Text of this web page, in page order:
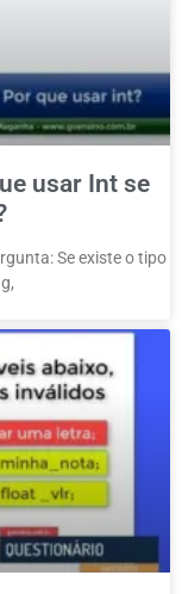
usar Int se
Se existe o tipo